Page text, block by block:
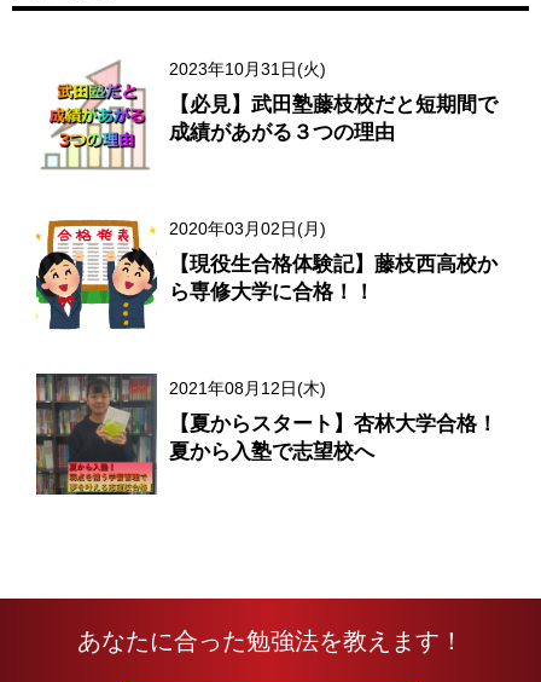
2023年10月31日(火)
【必見】武田塾藤枝校だと短期間で
成績があがる３つの理由
2020年03月02日(月)
【現役生合格体験記】藤枝西高校か
ら専修大学に合格！！
2021年08月12日(木)
【夏からスタート】杏林大学合格！
夏から入塾で志望校へ
あなたに合った勉強法を教えます！